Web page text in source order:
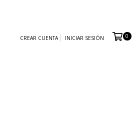
CREAR CUENTA INICIAR SESIÓN 0